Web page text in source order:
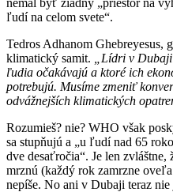
ľudí na celom svete“.
Tedros Adhanom
klimatický samit.
„Lídri v
ľudia očakávajú a ktoré ich
potrebujú. Musíme zmeniť
odvážnejších klimatických
Rozumieš? nie? WHO však
sa stupňujú a „u ľudí nad 65
dve desaťročia“. Je len
mrznú (každý rok zamrzne
nepíše. No ani v Dubaji teraz nie